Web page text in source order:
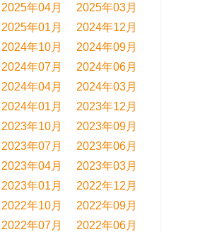
2025年04月
2025年03月
2025年01月
2024年12月
2024年10月
2024年09月
2024年07月
2024年06月
2024年04月
2024年03月
2024年01月
2023年12月
2023年10月
2023年09月
2023年07月
2023年06月
2023年04月
2023年03月
2023年01月
2022年12月
2022年10月
2022年09月
2022年07月
2022年06月